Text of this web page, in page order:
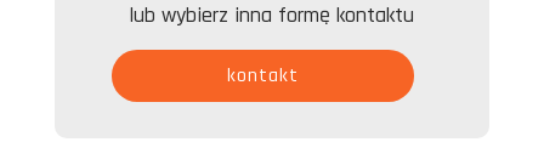
lub wybierz inna formę kontaktu
kontakt